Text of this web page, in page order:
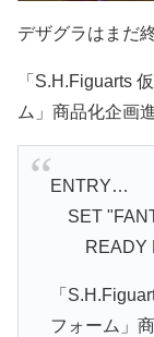
デザグラはまだ
「S.H.Figuarts
ム」商品化企画
ENTRY…
SET
READY
「
フォーム」